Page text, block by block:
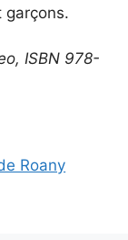
garçons.
ISBN 978-
Roany